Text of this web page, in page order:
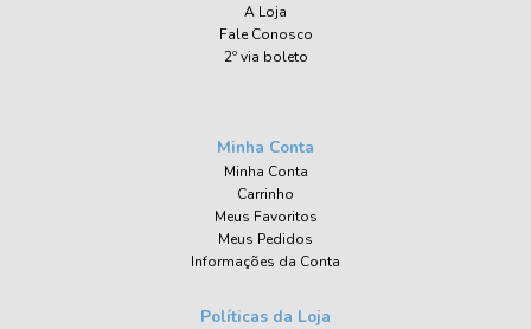
A Loja
Fale Conosco
2º via boleto
Minha Conta
Minha Conta
Carrinho
Meus Favoritos
Meus Pedidos
Informações da Conta
Políticas da Loja